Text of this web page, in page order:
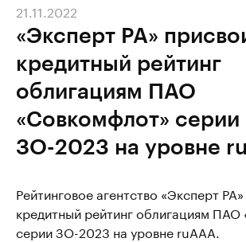
«Эксперт РА»
кредитный рейтинг
облигациям ПАО
«Совкомфлот» серии
ЗО-2023 на уровне
21.11.2022
Рейтинговое агентство «Эксперт
кредитный рейтинг облигациям
серии ЗО-2023 на уровне ruAAA.